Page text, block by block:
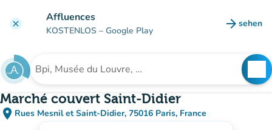
clear Affluences
KOSTENLOS – Google Play arrow_forward sehen
(new
Suche nach einer Einrichtung
Marché couvert Saint-Didier
place Rues Mesnil et Saint-Didier, 75016 Paris, France
(in Google Maps öffnen)
(new tab)